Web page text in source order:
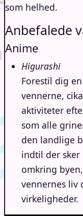
som helhed.
Anbefalede
Anime
Higurashi
Forestil dig
vennerne,
aktiviteter
som alle
den landlige
indtil der
omkring
vennernes liv
virkeligheder.